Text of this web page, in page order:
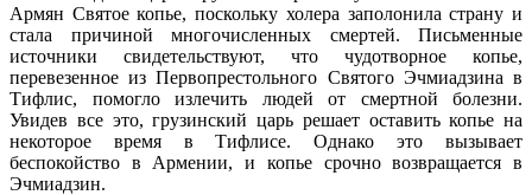
Армян Святое копье, поскольку холера заполонила страну и
стала причиной многочисленных смертей. Письменные
источники свидетельствуют, что чудотворное копье,
перевезенное из Первопрестольного Святого Эчмиадзина в
Тифлис, помогло излечить людей от смертной болезни.
Увидев все это, грузинский царь решает оставить копье на
некоторое время в Тифлисе. Однако это вызывает
беспокойство в Армении, и копье срочно возвращается в
Эчмиадзин.